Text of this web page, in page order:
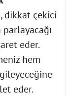
dikkat çekici
eder.
hem
eder.